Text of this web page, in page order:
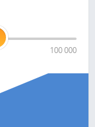
100 000